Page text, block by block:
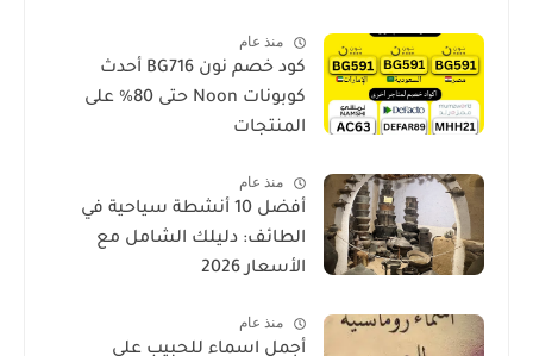
منذ عام
كود خصم نون BG716 أحدث
كوبونات Noon حتى 80% على
المنتجات
منذ عام
أفضل 10 أنشطة سياحية في
الطائف: دليلك الشامل مع
الأسعار 2026
منذ عام
أجمل اسماء للحبيب على